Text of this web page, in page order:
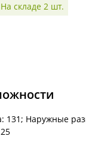
На складе 2 шт.
131; Наружные